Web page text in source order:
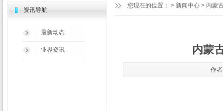
您现在的位置： > 新闻中心 > 内蒙
资讯导航
最新动态
业界资讯 内蒙
作